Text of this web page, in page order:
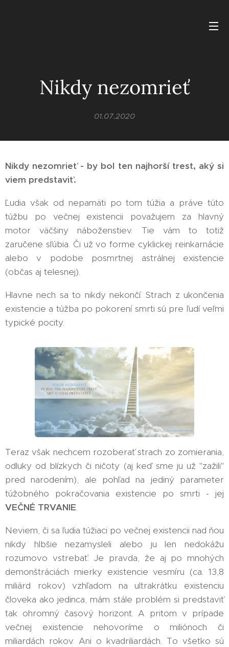
Nikdy nezomrieť
01.07.2020
Nikdy nezomrieť - by bol ten najhorší trest, aký si
viem predstaviť.
Ľudia však od nepamäti po tom túžia a práve túto
túžbu po večnej existencii považujem za hlavný
motor väčšiny náboženstiev. Tie vám to totiž
zaručene sľúbia. Či už vo forme cyklickej reinkarnácie
alebo v podobe posmrtnej astrálnej existencie
(občas aj telesnej).
Hlavne nech sa to nikdy nekončí. Strach z ukončenia
existencie a túžba po pokorení smrti sú pre ľudí veľmi
typické pocity.
Teraz však nechcem rozoberať strach zo zomierania,
odluky od blízkych či ničoty (aj keď sme ju už "zažili"
pred narodením), ale pohľad na jediný parameter
túžobného pokračovania existencie po smrti - jej
VEČNÉ TRVANIE.
Neviem, či sa ľudia túžiaci po večnej existencii nad ňou
nikdy hlbšie nezamysleli alebo ju len nedokážu
rozumovo vstrebať. Je pravda, že aj po mnohých
demonštráciách mierky existencie vesmíru (ca. 13,8
miliárd rokov) vzhľadom na ultrakrátku existenciu
človeka ako jedinca, mám stále problém si predstaviť
tak ohromný časový horizont. A pritom v prípade
večnej existencie nehovoríme o miliónoch či
miliardách rokov. Ani o kvadriliardách. To všetko sú